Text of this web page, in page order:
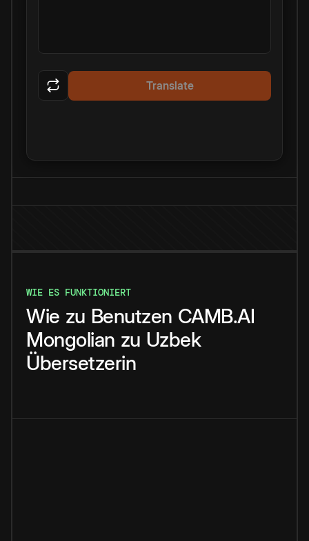
Translate
WIE ES FUNKTIONIERT
Wie zu Benutzen CAMB.AI
Mongolian zu Uzbek
Übersetzerin